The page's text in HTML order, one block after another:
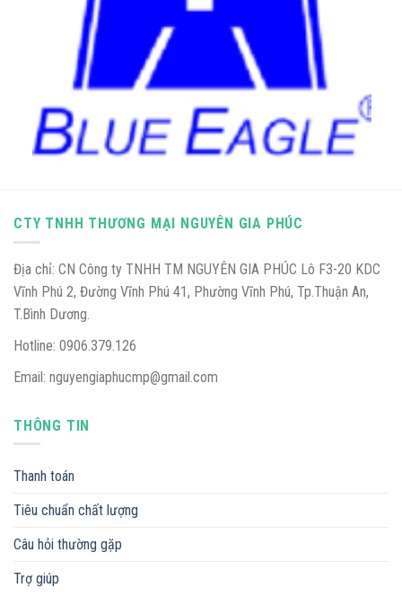
CTY TNHH THƯƠNG MẠI NGUYÊN GIA PHÚC
Địa chỉ: CN Công ty TNHH TM NGUYÊN GIA PHÚC Lô F3-20 KDC
Vĩnh Phú 2, Đường Vĩnh Phú 41, Phường Vĩnh Phú, Tp.Thuận An,
T.Bình Dương.
Hotline: 0906.379.126
Email: nguyengiaphucmp@gmail.com
THÔNG TIN
Thanh toán
Tiêu chuẩn chất lượng
Câu hỏi thường gặp
Trợ giúp